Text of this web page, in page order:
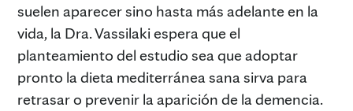
suelen aparecer sino hasta más adelante en la
vida, la Dra. Vassilaki espera que el
planteamiento del estudio sea que adoptar
pronto la dieta mediterránea sana sirva para
retrasar o prevenir la aparición de la demencia.